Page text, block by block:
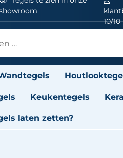
10/10
Keukentegels
laten zetten?